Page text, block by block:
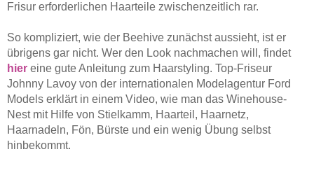
Frisur erforderlichen Haarteile zwischenzeitlich rar.
So kompliziert, wie der Beehive zunächst aussieht, ist er
übrigens gar nicht. Wer den Look nachmachen will, findet
hier eine gute Anleitung zum Haarstyling. Top-Friseur
Johnny Lavoy von der internationalen Modelagentur Ford
Models erklärt in einem Video, wie man das Winehouse-
Nest mit Hilfe von Stielkamm, Haarteil, Haarnetz,
Haarnadeln, Fön, Bürste und ein wenig Übung selbst
hinbekommt.